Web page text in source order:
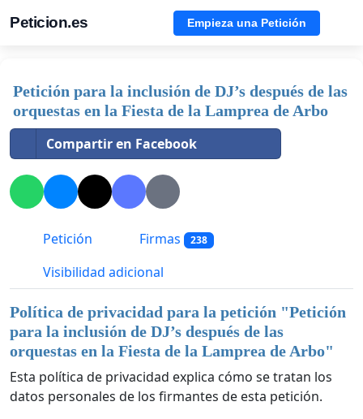
Peticion.es Empieza una Petición
Petición para la inclusión de DJ’s después de las
orquestas en la Fiesta de la Lamprea de Arbo
Compartir en Facebook
Petición Firmas 238
Visibilidad adicional
Política de privacidad para la petición "Petición
para la inclusión de DJ’s después de las
orquestas en la Fiesta de la Lamprea de Arbo"
Esta política de privacidad explica cómo se tratan los
datos personales de los firmantes de esta petición.